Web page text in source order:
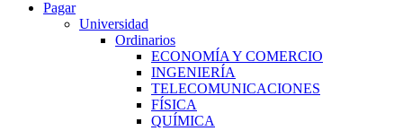
Pagar
Universidad
Ordinarios
ECONOMÍA Y COMERCIO
INGENIERÍA
TELECOMUNICACIONES
FÍSICA
QUÍMICA